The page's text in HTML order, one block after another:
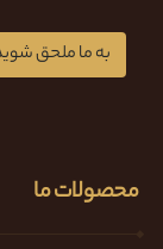
به ما ملحق
محصولات ما